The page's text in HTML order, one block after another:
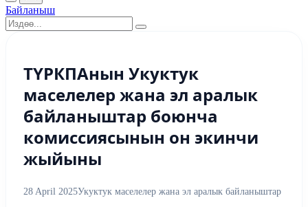
Байланыш
ТҮРКПАнын Укуктук
маселелер жана эл аралык
байланыштар боюнча
комиссиясынын он экинчи
жыйыны
28 April 2025Укуктук маселелер жана эл аралык байланыштар